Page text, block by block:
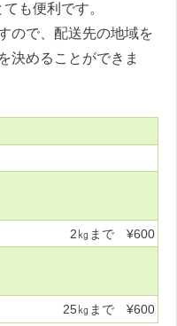
も便利です。
ので、配送先の地域を
決めることができま
2㎏まで ¥600
25㎏まで ¥600